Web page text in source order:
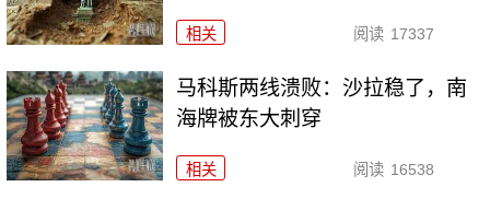
相关 阅读 17337
马科斯两线溃败：沙拉稳了，南
海牌被东大刺穿
相关 阅读 16538